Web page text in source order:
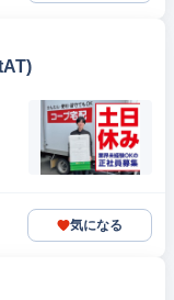
気になる